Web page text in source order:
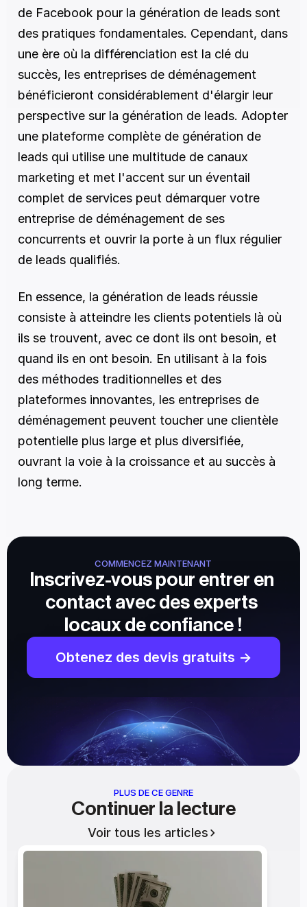
de Facebook pour la génération de leads sont
des pratiques fondamentales. Cependant, dans
une ère où la différenciation est la clé du
succès, les entreprises de déménagement
bénéficieront considérablement d'élargir leur
perspective sur la génération de leads. Adopter
une plateforme complète de génération de
leads qui utilise une multitude de canaux
marketing et met l'accent sur un éventail
complet de services peut démarquer votre
entreprise de déménagement de ses
concurrents et ouvrir la porte à un flux régulier
de leads qualifiés.
En essence, la génération de leads réussie
consiste à atteindre les clients potentiels là où
ils se trouvent, avec ce dont ils ont besoin, et
quand ils en ont besoin. En utilisant à la fois
des méthodes traditionnelles et des
plateformes innovantes, les entreprises de
déménagement peuvent toucher une clientèle
potentielle plus large et plus diversifiée,
ouvrant la voie à la croissance et au succès à
long terme.
COMMENCEZ MAINTENANT
Inscrivez-vous pour entrer en
contact avec des experts
locaux de confiance !
Obtenez des devis gratuits ->
PLUS DE CE GENRE
Continuer la lecture
Voir tous les articles